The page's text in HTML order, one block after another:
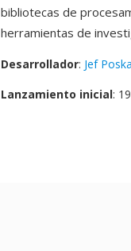
bibliotecas de
herramientas de
Desarrollador: Jef
Lanzamiento inicial: